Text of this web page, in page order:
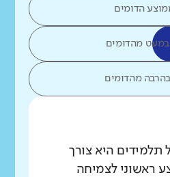
הדומים
במעט מהדומים
מהדומים
היא צורך
ראשוני לצמיחה